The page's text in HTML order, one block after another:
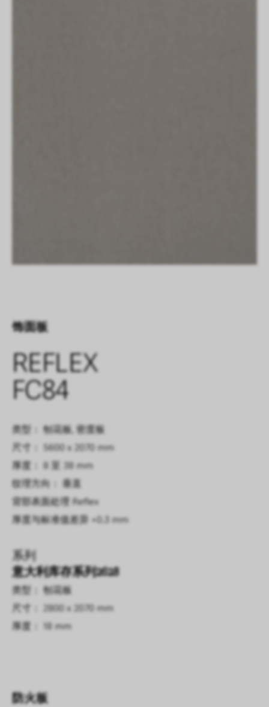
饰面板
REFLEX
FC84
类型： 刨花板, 密度板
尺寸： 5600 x 2070 mm
厚度： 8 至 38 mm
纹理方向： 垂直
背部表面处理
Reflex
厚度与标准值差异
+0.3 mm
系列
意大利库存系列2628
类型： 刨花板
尺寸： 2800 x 2070 mm
厚度： 18 mm
防火板